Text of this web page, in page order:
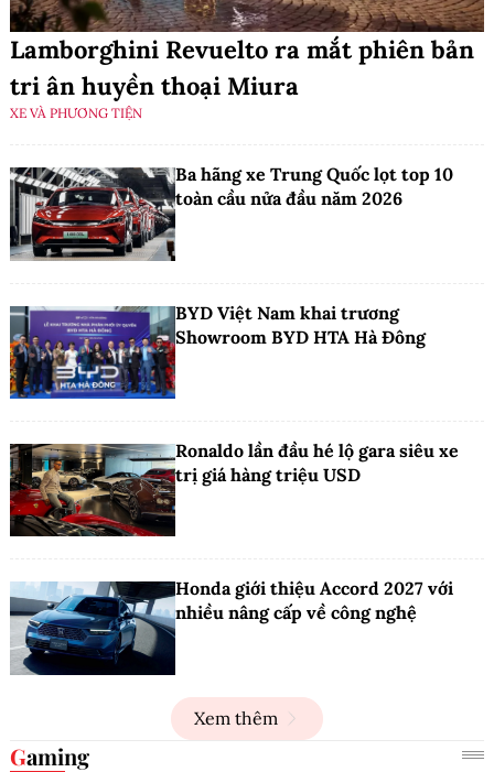
Lamborghini Revuelto ra mắt phiên bản
tri ân huyền thoại Miura
XE VÀ PHƯƠNG TIỆN
Ba hãng xe Trung Quốc lọt top 10
toàn cầu nửa đầu năm 2026
BYD Việt Nam khai trương
Showroom BYD HTA Hà Đông
Ronaldo lần đầu hé lộ gara siêu xe
trị giá hàng triệu USD
Honda giới thiệu Accord 2027 với
nhiều nâng cấp về công nghệ
Xem thêm
Gaming